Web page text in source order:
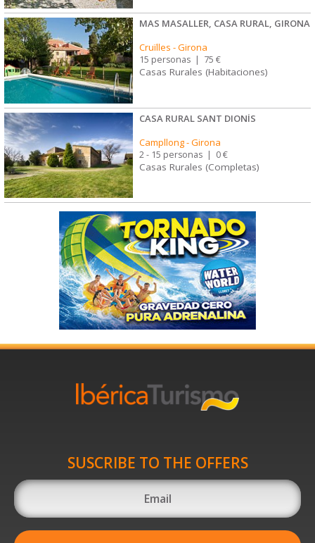
MAS MASALLER, CASA RURAL, GIRONA
Cruïlles -Girona
15 personas | 75 €
Casas Rurales (Habitaciones)
CASA RURAL SANT DIONÍS
Campllong-Girona
2 - 15 personas | 0 €
Casas Rurales (Completas)
SUSCRIBE TO THE OFFERS